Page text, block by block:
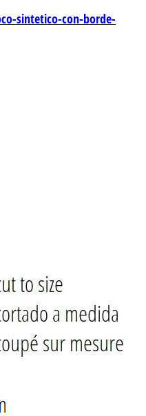
sintetico-con-borde-